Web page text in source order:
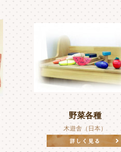
野菜各種
木遊舎（日本）